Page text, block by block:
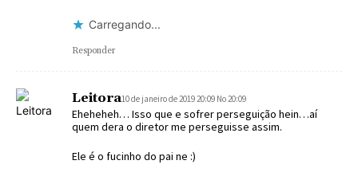
Carregando...
Responder
Leitora10 de janeiro de 2019 20:09 No 20:09
Eheheheh… Isso que e sofrer perseguição hein…aí
quem dera o diretor me perseguisse assim.
Ele é o fucinho do pai ne :)